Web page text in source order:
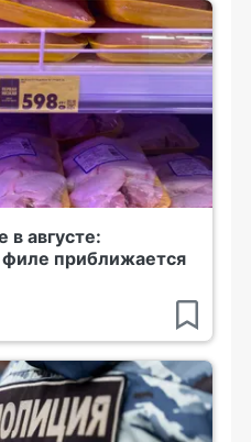
в августе:
филе приближается